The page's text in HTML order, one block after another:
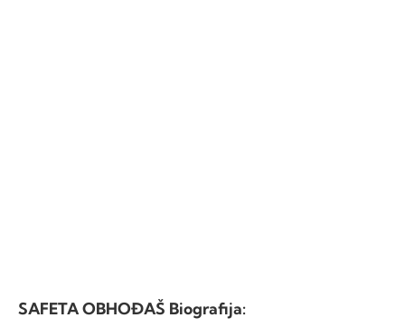
SAFETA OBHOĐAŠ Biografija: